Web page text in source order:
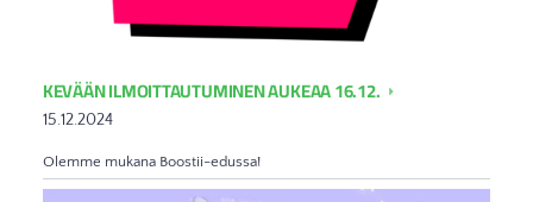
KEVÄÄN ILMOITTAUTUMINEN AUKEAA 16.12.
15.12.2024
Olemme mukana Boostii-edussa!